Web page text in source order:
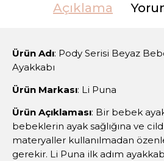
Açıklama
Ürün Adı: Pody Serisi Beyaz
Ayakkabı
Ürün Markası: Li Puna
Ürün Açıklaması: Bir bebek
bebeklerin ayak sağlığına ve
materyaller kullanılmadan
gerekir. Li Puna ilk adım